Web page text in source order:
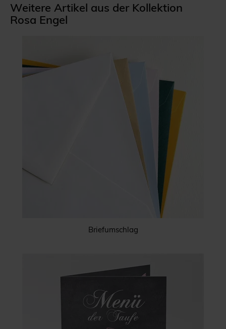
Weitere Artikel aus der Kollektion
Rosa Engel
Briefumschlag